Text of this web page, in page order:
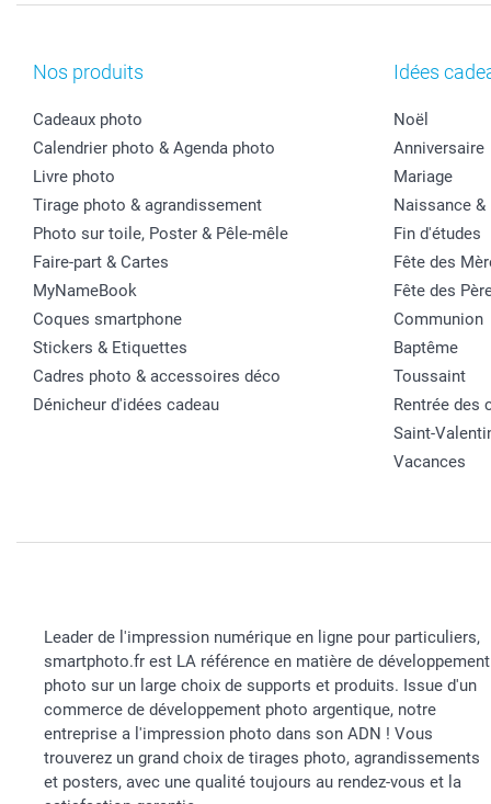
Nos produits
Cadeaux photo
Calendrier photo & Agenda photo
Livre photo
Tirage photo & agrandissement
Photo sur toile, Poster & Pêle-mêle
Faire-part & Cartes
MyNameBook
Coques smartphone
Stickers & Etiquettes
Cadres photo & accessoires déco
Dénicheur d'idées cadeau
Idées
Noël
Anniversaire
Mariage
Naissance &
Fin d'études
Fête des
Fête des
Communion
Baptême
Toussaint
Rentrée des
Saint-
Vacances
Leader de l'impression numérique en ligne pour particuliers,
smartphoto.fr est LA référence en matière de développement
photo sur un large choix de supports et produits. Issue d'un
commerce de développement photo argentique, notre
entreprise a l'impression photo dans son ADN ! Vous
trouverez un grand choix de tirages photo, agrandissements
et posters, avec une qualité toujours au rendez-vous et la